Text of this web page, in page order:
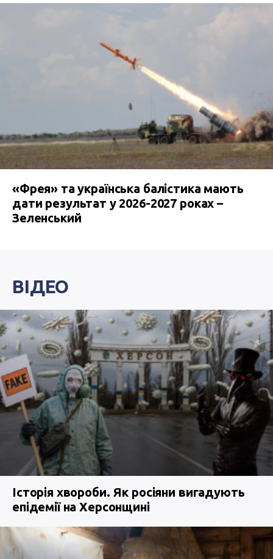
«Фрея» та українська балістика мають
дати результат у 2026-2027 роках –
Зеленський
ВІДЕО
Історія хвороби. Як росіяни вигадують
епідемії на Херсонщині